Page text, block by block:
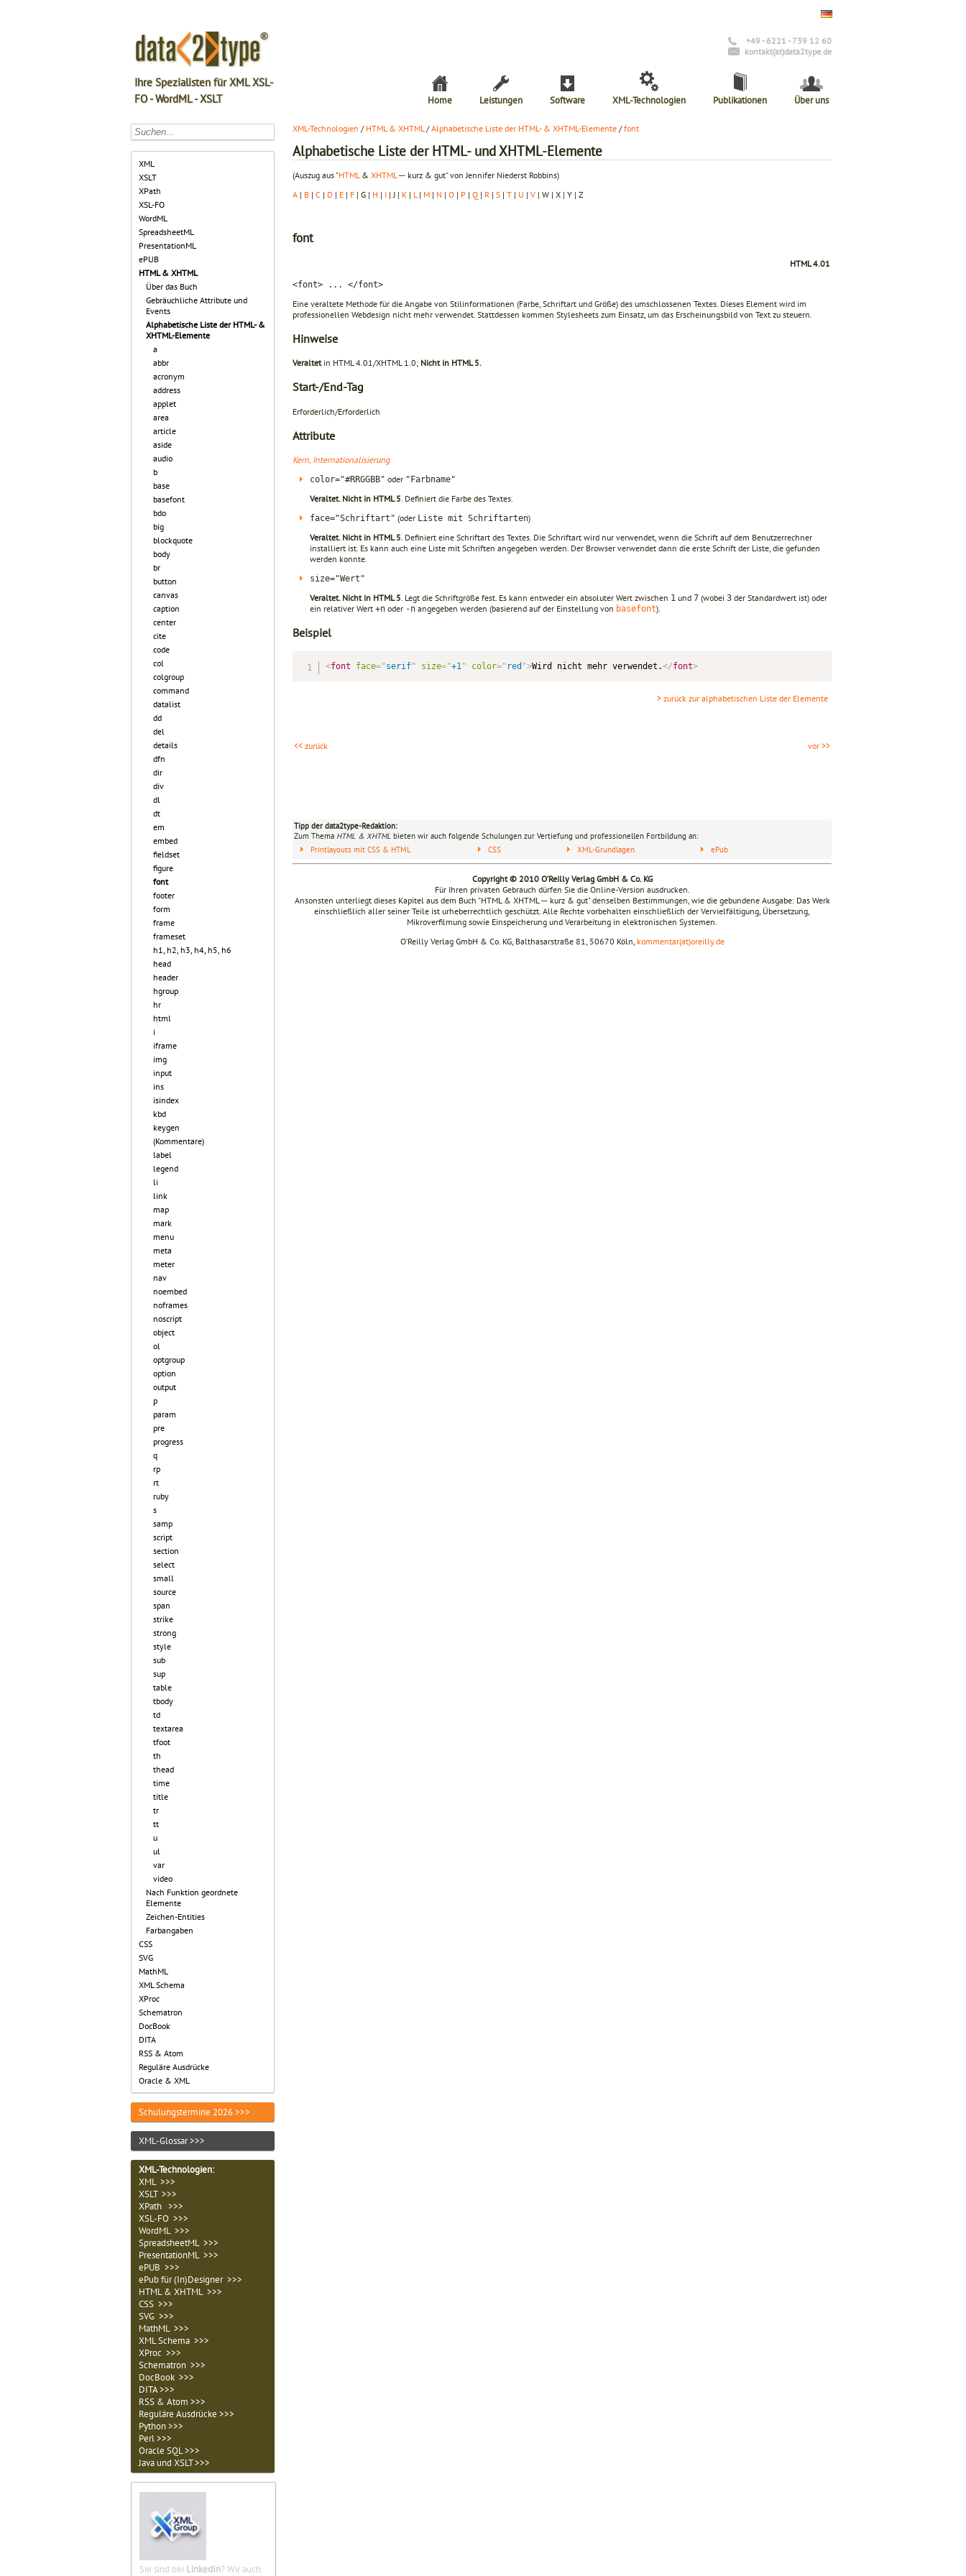
Ihre Spezialisten für XML XSL-
FO - WordML - XSLT
+49 - 6221 - 739 12 60
kontakt(at)data2type.de
Home Leistungen Software XML-Technologien Publikationen Über uns
XML
XSLT
XPath
XSL-FO
WordML
SpreadsheetML
PresentationML
ePUB
HTML & XHTML
Über das Buch
Gebräuchliche Attribute und
Events
Alphabetische Liste der HTML- &
XHTML-Elemente
a
abbr
acronym
address
applet
area
article
aside
audio
b
base
basefont
bdo
big
blockquote
body
br
button
canvas
caption
center
cite
code
col
colgroup
command
datalist
dd
del
details
dfn
dir
div
dl
dt
em
embed
fieldset
figure
font
footer
form
frame
frameset
h1, h2, h3, h4, h5, h6
head
header
hgroup
hr
html
i
iframe
img
input
ins
isindex
kbd
keygen
(Kommentare)
label
legend
li
link
map
mark
menu
meta
meter
nav
noembed
noframes
noscript
object
ol
optgroup
option
output
p
param
pre
progress
q
rp
rt
ruby
s
samp
script
section
select
small
source
span
strike
strong
style
sub
sup
table
tbody
td
textarea
tfoot
th
thead
time
title
tr
tt
u
ul
var
video
Nach Funktion geordnete
Elemente
Zeichen-Entities
Farbangaben
CSS
SVG
MathML
XML Schema
XProc
Schematron
DocBook
DITA
RSS & Atom
Reguläre Ausdrücke
Oracle & XML
Schulungstermine 2026 >>>
XML-Glossar >>>
XML-Technologien:
XML >>>
XSLT >>>
XPath >>>
XSL-FO >>>
WordML >>>
SpreadsheetML >>>
PresentationML >>>
ePUB >>>
ePub für (In)Designer >>>
HTML & XHTML >>>
CSS >>>
SVG >>>
MathML >>>
XML Schema >>>
XProc >>>
Schematron >>>
DocBook >>>
DITA >>>
RSS & Atom >>>
Reguläre Ausdrücke >>>
Python >>>
Perl >>>
Oracle SQL >>>
Java und XSLT >>>
Sie sind bei LinkedIn? Wir auch.
XML-Technologien / HTML & XHTML/Alphabetische Liste der HTML- & XHTML-Elemente /font
Alphabetische Liste der HTML- und XHTML-Elemente
(Auszug aus "HTML & XHTML ─ kurz & gut" von Jennifer Niederst Robbins)
A | B | C | D | E | F | G | H | I | J | K | L | M | N | O | P | Q | R | S | T | U | V | W | X | Y | Z
font
HTML 4.01
<font> ... </font>
Eine veraltete Methode für die Angabe von Stilinformationen (Farbe, Schriftart und Größe) des umschlossenen Textes. Dieses Element wird im
professionellen Webdesign nicht mehr verwendet. Stattdessen kommen Stylesheets zum Einsatz, um das Erscheinungsbild von Text zu steuern.
Hinweise
Veraltetin HTML 4.01/XHTML 1.0; Nicht in HTML 5.
Start-/End-Tag
Erforderlich/Erforderlich
Attribute
Kern, Internationalisierung
color="#RRGGBB" oder "Farbname"
Veraltet. Nicht in HTML 5 . Definiert die Farbe des Textes.
face="Schriftart" (oder Liste mit Schriftarten)
Veraltet. Nicht in HTML 5 . Definiert eine Schriftart des Textes. Die Schriftart wird nur verwendet, wenn die Schrift auf dem Benutzerrechner
installiert ist. Es kann auch eine Liste mit Schriften angegeben werden. Der Browser verwendet dann die erste Schrift der Liste, die gefunden
werden konnte.
size="Wert"
Veraltet. Nicht in HTML 5 . Legt die Schriftgröße fest. Es kann entweder ein absoluter Wert zwischen 1 und 7 (wobei 3 der Standardwert ist) oder
ein relativer Wert +n oder -n angegeben werden (basierend auf der Einstellung von basefont).
Beispiel
<font face="serif" size="+1" color=" red ">Wird nicht mehr verwendet.</font>
> zurück zur alphabetischen Liste der Elemente
<< zurück vor >>
Tipp der data2type-Redaktion:
Zum Thema HTML & XHTML bieten wir auch folgende Schulungen zur Vertiefung und professionellen Fortbildung an:
Printlayouts mit CSS & HTML
CSS XML-Grundlagen ePub
Copyright © 2010 O’Reilly Verlag GmbH & Co. KG
Für Ihren privaten Gebrauch dürfen Sie die Online-Version ausdrucken.
Ansonsten unterliegt dieses Kapitel aus dem Buch "HTML & XHTML ─ kurz & gut" denselben Bestimmungen, wie die gebundene Ausgabe: Das Werk
einschließlich aller seiner Teile ist urheberrechtlich geschützt. Alle Rechte vorbehalten einschließlich der Vervielfältigung, Übersetzung,
Mikroverfilmung sowie Einspeicherung und Verarbeitung in elektronischen Systemen.
O’Reilly Verlag GmbH & Co. KG, Balthasarstraße 81, 50670 Köln, kommentar(at)oreilly.de